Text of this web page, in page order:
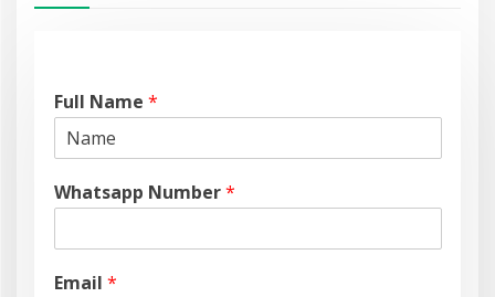
Full Name *
Whatsapp Number*
Email *